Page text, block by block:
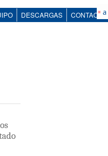
DESCARGAS CONTACTO
▪